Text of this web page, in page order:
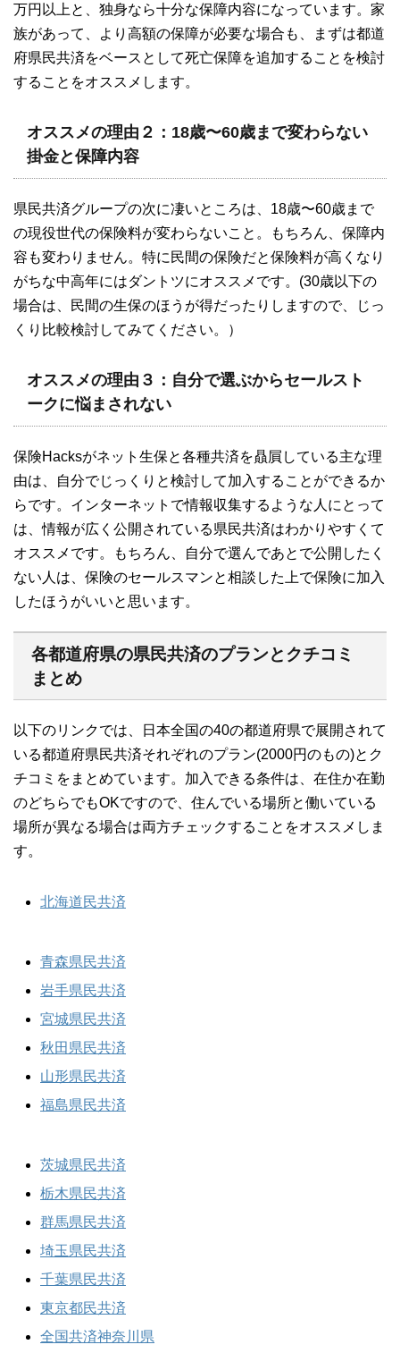
万円以上と、独身なら十分な保障内容になっています。家
族があって、より高額の保障が必要な場合も、まずは都道
府県民共済をベースとして死亡保障を追加することを検討
することをオススメします。
オススメの理由２：18歳〜60歳まで変わらない
掛金と保障内容
県民共済グループの次に凄いところは、18歳〜60歳まで
の現役世代の保険料が変わらないこと。もちろん、保障内
容も変わりません。特に民間の保険だと保険料が高くなり
がちな中高年にはダントツにオススメです。(30歳以下の
場合は、民間の生保のほうが得だったりしますので、じっ
くり比較検討してみてください。）
オススメの理由３：自分で選ぶからセールスト
ークに悩まされない
保険Hacksがネット生保と各種共済を贔屓している主な理
由は、自分でじっくりと検討して加入することができるか
らです。インターネットで情報収集するような人にとって
は、情報が広く公開されている県民共済はわかりやすくて
オススメです。もちろん、自分で選んであとで公開したく
ない人は、保険のセールスマンと相談した上で保険に加入
したほうがいいと思います。
各都道府県の県民共済のプランとクチコミ
まとめ
以下のリンクでは、日本全国の40の都道府県で展開されて
いる都道府県民共済それぞれのプラン(2000円のもの)とク
チコミをまとめています。加入できる条件は、在住か在勤
のどちらでもOKですので、住んでいる場所と働いている
場所が異なる場合は両方チェックすることをオススメしま
す。
北海道民共済
青森県民共済
岩手県民共済
宮城県民共済
秋田県民共済
山形県民共済
福島県民共済
茨城県民共済
栃木県民共済
群馬県民共済
埼玉県民共済
千葉県民共済
東京都民共済
全国共済神奈川県